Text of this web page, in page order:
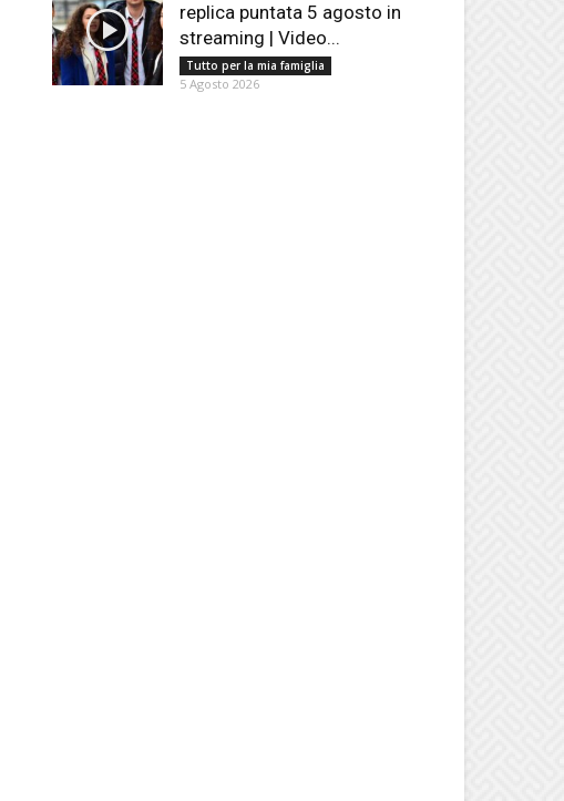
replica puntata 5 agosto in
streaming | Video...
Tutto per la mia famiglia
5 Agosto 2026